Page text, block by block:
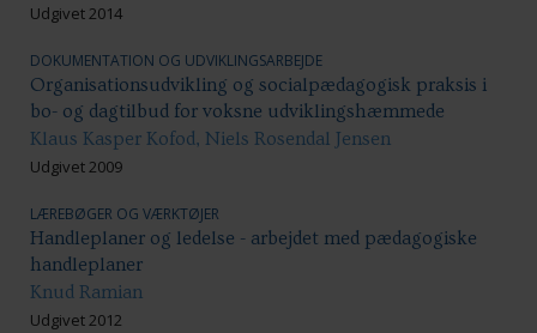
Udgivet 2014
DOKUMENTATION OG UDVIKLINGSARBEJDE
Organisationsudvikling og socialpædagogisk praksis i
bo- og dagtilbud for voksne udviklingshæmmede
Klaus Kasper Kofod, Niels Rosendal Jensen
Udgivet 2009
LÆREBØGER OG VÆRKTØJER
Handleplaner og ledelse - arbejdet med pædagogiske
handleplaner
Knud Ramian
Udgivet 2012